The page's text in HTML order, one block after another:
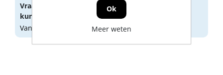
Vraag een
aan oflog in
kunnen zien.
Vandaag besteld, morgen geleverd
Ok
Meer weten